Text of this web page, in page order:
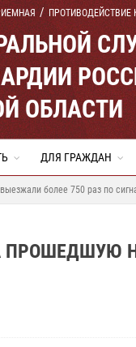
ПРОТИВОДЕЙСТВИЕ
ОБЛАСТИ
ДЛЯ ГРАЖДАН
более 750 раз по
ПРОШЕДШУЮ